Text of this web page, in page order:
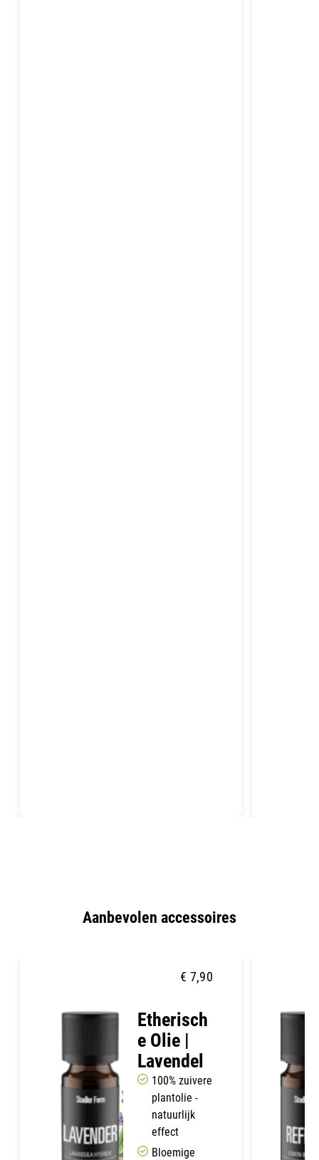
Aanbevolen accessoires
€ 7,90
Etherisch
e Olie |
Lavendel
100% zuivere
plantolie -
natuurlijk
effect
Bloemige